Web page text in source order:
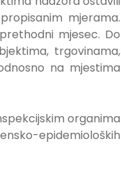
mjerama.
mjesec. Do
trgovinama,
na mjestima
organima
epidemioloških